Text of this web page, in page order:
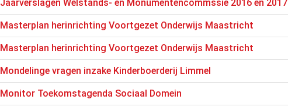
Jaarverslagen Welstands- en Monumentencommssie 2016 en 2017
Masterplan herinrichting Voortgezet Onderwijs Maastricht
Masterplan herinrichting Voortgezet Onderwijs Maastricht
Mondelinge vragen inzake Kinderboerderij Limmel
Monitor Toekomstagenda Sociaal Domein